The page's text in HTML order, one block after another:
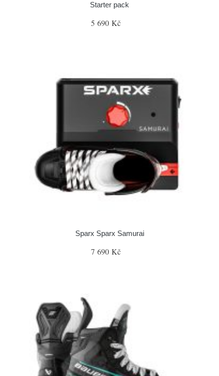
Starter pack
5 690 Kč
Sparx Sparx Samurai
7 690 Kč